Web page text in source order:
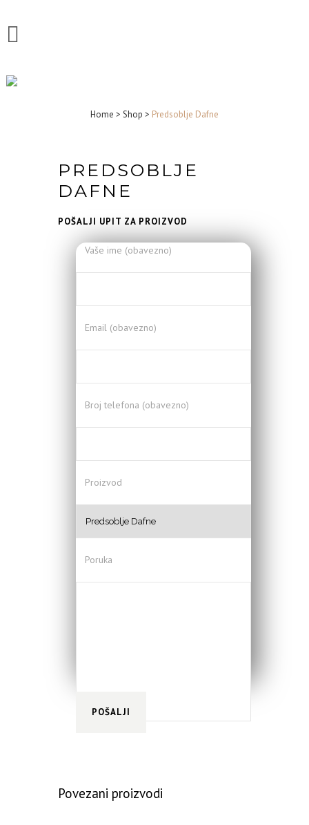
Home > Shop > Predsoblje Dafne
PREDSOBLJE
DAFNE
POŠALJI UPIT ZA PROIZVOD
Vaše ime (obavezno)
Email (obavezno)
Broj telefona (obavezno)
Proizvod
Poruka
Povezani proizvodi